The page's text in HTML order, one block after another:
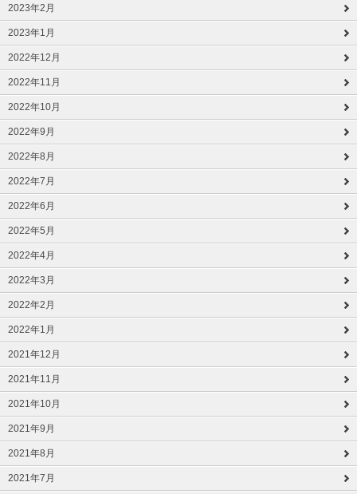
2023年2月
2023年1月
2022年12月
2022年11月
2022年10月
2022年9月
2022年8月
2022年7月
2022年6月
2022年5月
2022年4月
2022年3月
2022年2月
2022年1月
2021年12月
2021年11月
2021年10月
2021年9月
2021年8月
2021年7月